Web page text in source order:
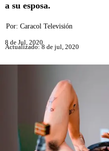
a su esposa.
Por: Caracol Televisión
8 de Jul, 2020
Actualizado: 8 de jul, 2020